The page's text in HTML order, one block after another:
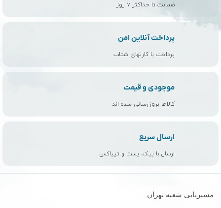
ضمانت تا حداکثر ۷ روز
پرداخت آنلاین امن
پرداخت با کارتهای شتاب
موجودی و قیمت
کالاها بروزرسانی شده اند
ارسال سریع
ارسال با پیک، پست و تیپاکس
مسیربابی شعبه تهران